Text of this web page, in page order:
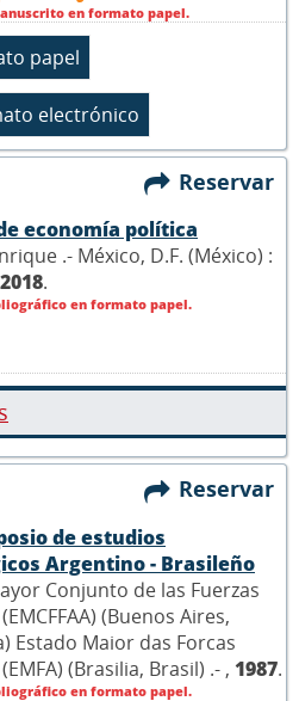
en formato papel.
Reservar
economía política
.- México, D.F. (México) :
2018.
en formato papel.
Reservar
de estudios
Argentino - Brasileño
Conjunto de las Fuerzas
(Buenos Aires,
Estado Maior das Forcas
(Brasilia, Brasil) .- , 1987.
en formato papel.